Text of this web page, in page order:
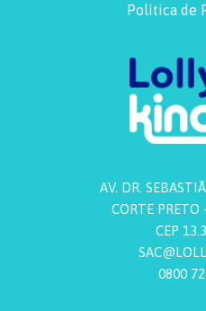
Política de
AV. DR.
CORTE PRETO
CEP
0800